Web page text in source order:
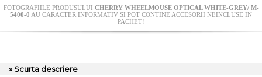
FOTOGRAFIILE PRODUSULUI CHERRY WHEELMOUSE OPTICAL WHITE-GREY/ M-
5400-0 AU CARACTER INFORMATIV SI POT CONTINE ACCESORII NEINCLUSE IN
PACHET!
» Scurta descriere